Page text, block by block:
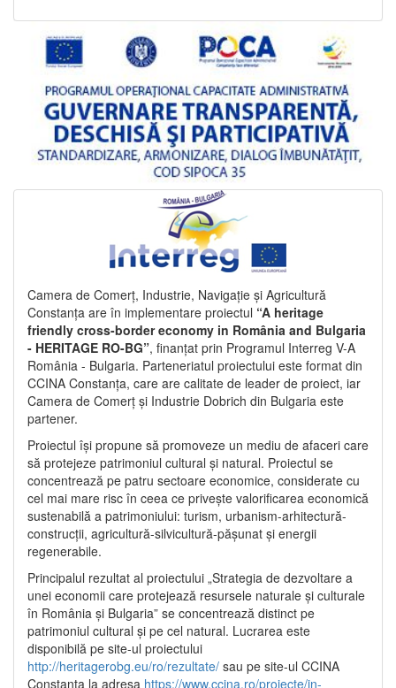
Camera de Comerț, Industrie, Navigație și Agricultură
Constanța are în implementare proiectul “A heritage
friendly cross-border economy in România and Bulgaria
- HERITAGE RO-BG”, finanțat prin Programul Interreg V-A
România - Bulgaria. Parteneriatul proiectului este format din
CCINA Constanța, care are calitate de leader de proiect, iar
Camera de Comerț și Industrie Dobrich din Bulgaria este
partener.
Proiectul își propune să promoveze un mediu de afaceri care
să protejeze patrimoniul cultural și natural. Proiectul se
concentrează pe patru sectoare economice, considerate cu
cel mai mare risc în ceea ce privește valorificarea economică
sustenabilă a patrimoniului: turism, urbanism-arhitectură-
construcții, agricultură-silvicultură-pășunat și energii
regenerabile.
Principalul rezultat al proiectului „Strategia de dezvoltare a
unei economii care protejează resursele naturale și culturale
în România și Bulgaria” se concentrează distinct pe
patrimoniul cultural și pe cel natural. Lucrarea este
disponibilă pe site-ul proiectului
http://heritagerobg.eu/ro/rezultate/ sau pe site-ul CCINA
Constanța la adresa https://www.ccina.ro/proiecte/in-